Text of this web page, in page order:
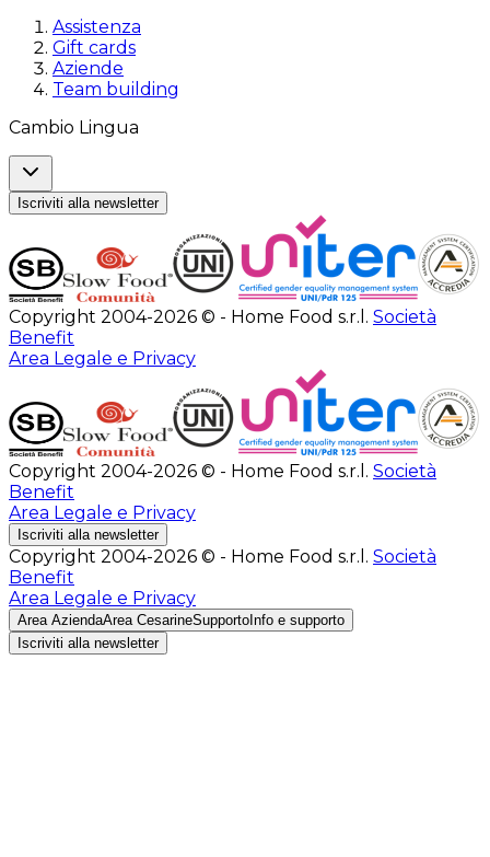
Assistenza
Gift cards
Aziende
Team building
Cambio Lingua
Iscriviti alla newsletter
Copyright 2004-2026 © - Home Food s.r.l. Società
Benefit
Area Legale e Privacy
Copyright 2004-2026 © - Home Food s.r.l. Società
Benefit
Area Legale e Privacy
Iscriviti alla newsletter
Copyright 2004-2026 © - Home Food s.r.l. Società
Benefit
Area Legale e Privacy
Area AziendaArea CesarineSupporto Info e supporto
Iscriviti alla newsletter